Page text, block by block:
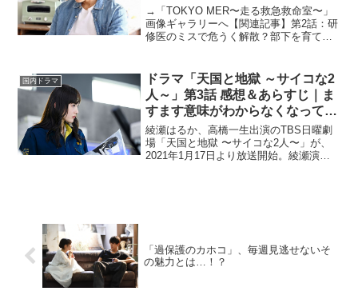
→「TOKYO MER〜走る救急救命室〜」
画像ギャラリーへ【関連記事】第2話：研
修医のミスで危うく解散？部下を育てる
した敬意｜第3話は映画並み、圧巻のスケ
ール！【...
国内ドラマ
ドラマ「天国と地獄 ～サイコな2
人～」第3話 感想＆あらすじ｜ま
すます意味がわからなくなってき
たのに「面白すぎる」ってどうい
うこと？
綾瀬はるか、高橋一生出演のTBS日曜劇
場「天国と地獄 〜サイコな2人〜」が、
2021年1月17日より放送開始。綾瀬演じ
「過保護のカホコ」、毎週見逃せないそ
の魅力とは…！？